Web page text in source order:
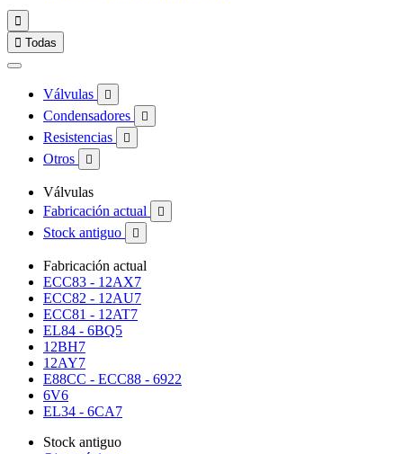

 Todas
Válvulas 
Condensadores 
Resistencias 
Otros 
Válvulas
Fabricación actual

Stock antiguo 
Fabricación actual
ECC83 - 12AX7
ECC82 - 12AU7
ECC81 - 12AT7
EL84 - 6BQ5
12BH7
12AY7
E88CC - ECC88 - 6922
6V6
EL34 - 6CA7
Stock antiguo